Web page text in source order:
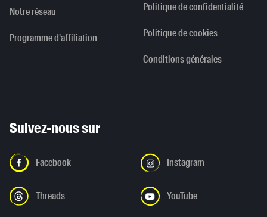
Notre réseau
Programme d'affiliation
Politique de confidentialité
Politique de cookies
Conditions générales
Suivez-nous sur
Facebook Instagram
Threads YouTube